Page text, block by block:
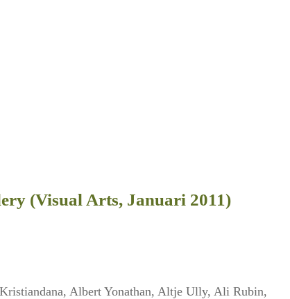
(Visual Arts, Januari 2011)
Albert Yonathan, Altje Ully, Ali Rubin,